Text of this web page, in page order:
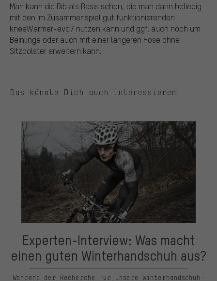
Man kann die Bib als Basis sehen, die man dann beliebig
mit den im Zusammenspiel gut funktionierenden
kneeWarmer-evo7 nutzen kann und ggf. auch noch um
Beinlinge oder auch mit einer längeren Hose ohne
Sitzpolster erweitern kann.
Das könnte Dich auch interessieren
Experten-Interview: Was macht
einen guten Winterhandschuh aus?
Während der Recherche für unsere Winterhandschuh-